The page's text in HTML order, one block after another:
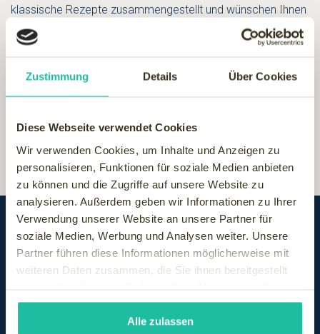
Zustimmung Details Über Cookies
Diese Webseite verwendet Cookies
Wir verwenden Cookies, um Inhalte und Anzeigen zu
personalisieren, Funktionen für soziale Medien anbieten
zu können und die Zugriffe auf unsere Website zu
analysieren. Außerdem geben wir Informationen zu Ihrer
Verwendung unserer Website an unsere Partner für
soziale Medien, Werbung und Analysen weiter. Unsere
Partner führen diese Informationen möglicherweise mit
weiteren Daten zusammen, die Sie ihnen bereitgestellt
gesammelt haben.
Alle zulassen
klassische Rezepte zusammengestellt und wünschen Ihnen
viel Freude beim Backen.
Vanillekipferl